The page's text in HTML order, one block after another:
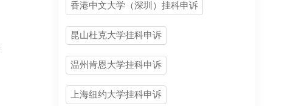
香港中文大学（深圳）挂科申诉
昆山杜克大学挂科申诉
温州肯恩大学挂科申诉
上海纽约大学挂科申诉